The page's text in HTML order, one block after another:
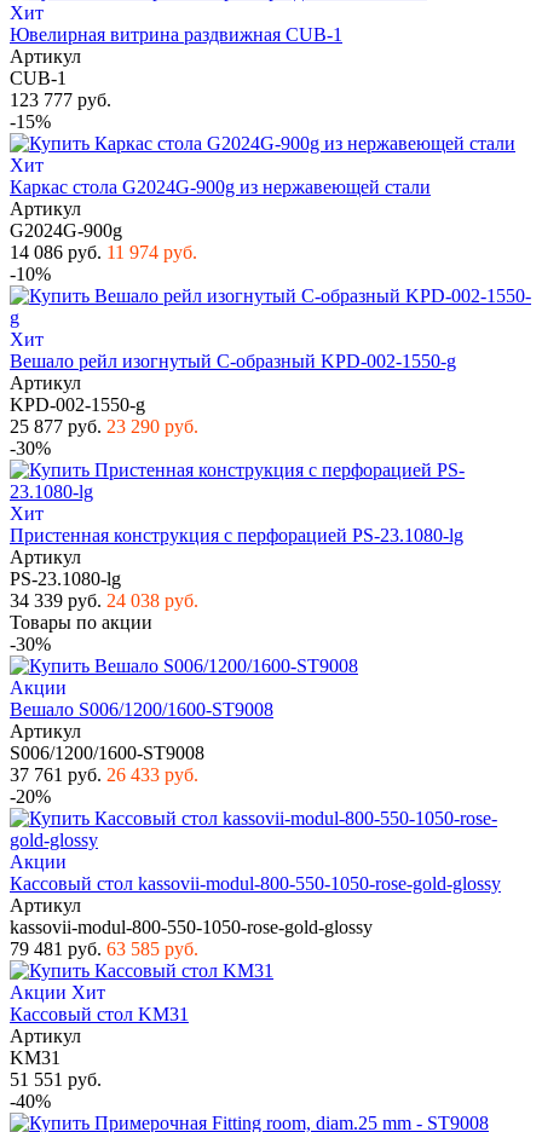
Хит
Ювелирная витрина раздвижная CUB-1
Артикул
CUB-1
123 777 руб.
-15%
Хит
Каркас стола G2024G-900g из нержавеющей стали
Артикул
G2024G-900g
14 086 руб. 11 974 руб.
-10%
Хит
Вешало рейл изогнутый С-образный KPD-002-1550-g
Артикул
KPD-002-1550-g
25 877 руб. 23 290 руб.
-30%
Хит
Пристенная конструкция с перфорацией PS-23.1080-lg
Артикул
PS-23.1080-lg
34 339 руб. 24 038 руб.
Товары по акции
-30%
Акции
Вешало S006/1200/1600-ST9008
Артикул
S006/1200/1600-ST9008
37 761 руб. 26 433 руб.
-20%
Акции
Кассовый стол kassovii-modul-800-550-1050-rose-gold-glossy
Артикул
kassovii-modul-800-550-1050-rose-gold-glossy
79 481 руб. 63 585 руб.
Акции Хит
Кассовый стол KM31
Артикул
KM31
51 551 руб.
-40%